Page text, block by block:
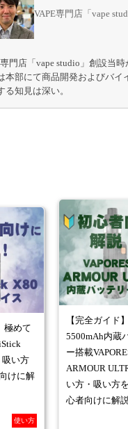
VAPE専門店「vape
門店「vape studio」創設当
本部にて商品開発およびバイ
る知見は深い。
極めて
吸い方
けに解
使い方
【完全ガイド
5500mAh内蔵
ー搭載
ARMOUR
い方・吸い方
心者向けに解説